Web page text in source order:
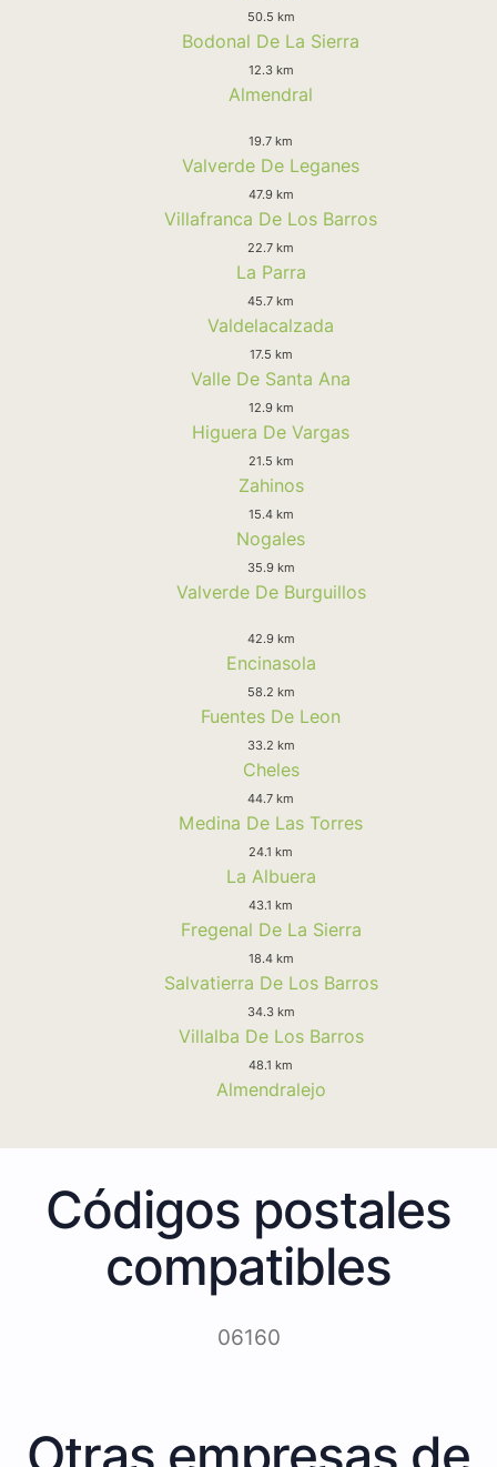
50.5 km
Bodonal De La Sierra
12.3 km
Almendral
19.7 km
Valverde De Leganes
47.9 km
Villafranca De Los Barros
22.7 km
La Parra
45.7 km
Valdelacalzada
17.5 km
Valle De Santa Ana
12.9 km
Higuera De Vargas
21.5 km
Zahinos
15.4 km
Nogales
35.9 km
Valverde De Burguillos
42.9 km
Encinasola
58.2 km
Fuentes De Leon
33.2 km
Cheles
44.7 km
Medina De Las Torres
24.1 km
La Albuera
43.1 km
Fregenal De La Sierra
18.4 km
Salvatierra De Los Barros
34.3 km
Villalba De Los Barros
48.1 km
Almendralejo
Códigos postales
compatibles
06160
Otras empresas de